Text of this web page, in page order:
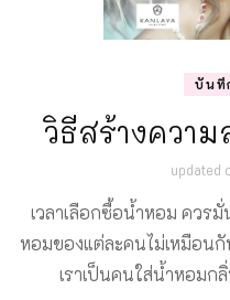
บันทึ
วิธีสร้างควา
updated
เวลาเลือกซื้อน้ำหอม ควร
หอมของแต่ละคนไม่เหมือน
เราเป็นคนใส่น้ำหอม